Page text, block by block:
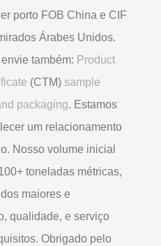
porto FOB China e CIF
Árabes Unidos.
também: Product
(CTM) sample
packaging. Estamos
um relacionamento
Nosso volume inicial
toneladas métricas,
maiores e
qualidade, e serviço
Obrigado pelo